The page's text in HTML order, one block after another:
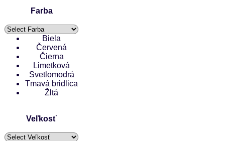
Farba
Biela
Červená
Čierna
Limetková
Svetlomodrá
Tmavá bridlica
Žltá
Veľkosť